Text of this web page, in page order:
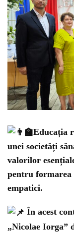
Educația
unei societăți
valorilor
pentru formarea
empatici.
În acest
„Nicolae Iorga”